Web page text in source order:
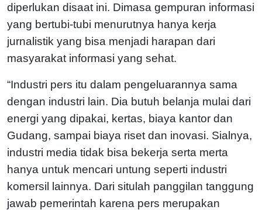
diperlukan disaat ini. Dimasa gempuran informasi
yang bertubi-tubi menurutnya hanya kerja
jurnalistik yang bisa menjadi harapan dari
masyarakat informasi yang sehat.
“Industri pers itu dalam pengeluarannya sama
dengan industri lain. Dia butuh belanja mulai dari
energi yang dipakai, kertas, biaya kantor dan
Gudang, sampai biaya riset dan inovasi. Sialnya,
industri media tidak bisa bekerja serta merta
hanya untuk mencari untung seperti industri
komersil lainnya. Dari situlah panggilan tanggung
jawab pemerintah karena pers merupakan